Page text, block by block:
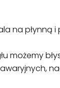
na płynną
możemy